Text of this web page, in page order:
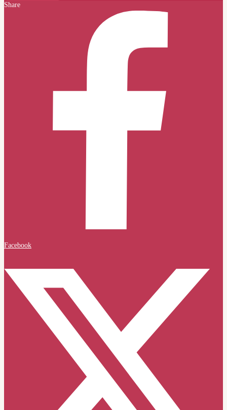
Share
Facebook